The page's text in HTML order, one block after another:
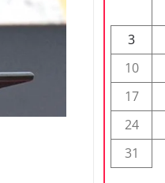
3
10
17
24
31